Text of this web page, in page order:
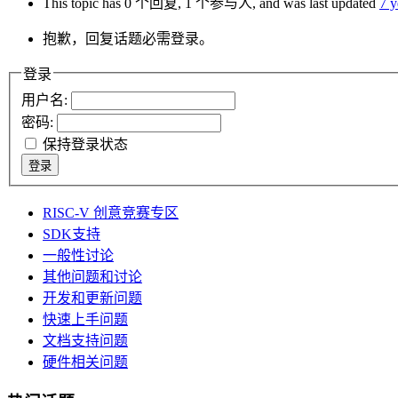
抱歉，回复话题必需登录。
登录
用户名:
密码:
保持登录状态
登录
RISC-V 创意竞赛专区
SDK支持
一般性讨论
其他问题和讨论
开发和更新问题
快速上手问题
文档支持问题
硬件相关问题